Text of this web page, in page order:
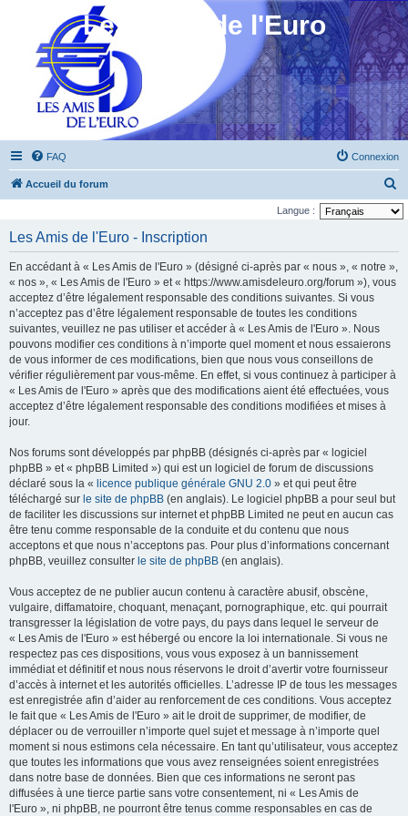
Les Amis de l'Euro
FAQ Connexion
Accueil du forum
e
Langue :
Les Amis de l'Euro - Inscription
En accédant à « Les Amis de l'Euro » (désigné ci-après par « nous », « notre »,
« nos », « Les Amis de l'Euro » et « https://www.amisdeleuro.org/forum »), vous
acceptez d’être légalement responsable des conditions suivantes. Si vous
n’acceptez pas d’être légalement responsable de toutes les conditions
suivantes, veuillez ne pas utiliser et accéder à « Les Amis de l'Euro ». Nous
pouvons modifier ces conditions à n’importe quel moment et nous essaierons
de vous informer de ces modifications, bien que nous vous conseillons de
vérifier régulièrement par vous-même. En effet, si vous continuez à participer à
« Les Amis de l'Euro » après que des modifications aient été effectuées, vous
acceptez d’être légalement responsable des conditions modifiées et mises à
jour.
Nos forums sont développés par phpBB (désignés ci-après par « logiciel
phpBB » et « phpBB Limited ») qui est un logiciel de forum de discussions
déclaré sous la « licence publique générale GNU 2.0 » et qui peut être
téléchargé sur le site de phpBB (en anglais). Le logiciel phpBB a pour seul but
de faciliter les discussions sur internet et phpBB Limited ne peut en aucun cas
être tenu comme responsable de la conduite et du contenu que nous
acceptons et que nous n’acceptons pas. Pour plus d’informations concernant
phpBB, veuillez consulter le site de phpBB (en anglais).
Vous acceptez de ne publier aucun contenu à caractère abusif, obscène,
vulgaire, diffamatoire, choquant, menaçant, pornographique, etc. qui pourrait
transgresser la législation de votre pays, du pays dans lequel le serveur de
« Les Amis de l'Euro » est hébergé ou encore la loi internationale. Si vous ne
respectez pas ces dispositions, vous vous exposez à un bannissement
immédiat et définitif et nous nous réservons le droit d’avertir votre fournisseur
d’accès à internet et les autorités officielles. L’adresse IP de tous les messages
est enregistrée afin d’aider au renforcement de ces conditions. Vous acceptez
le fait que « Les Amis de l'Euro » ait le droit de supprimer, de modifier, de
déplacer ou de verrouiller n’importe quel sujet et message à n’importe quel
moment si nous estimons cela nécessaire. En tant qu’utilisateur, vous acceptez
que toutes les informations que vous avez renseignées soient enregistrées
dans notre base de données. Bien que ces informations ne seront pas
diffusées à une tierce partie sans votre consentement, ni « Les Amis de
l'Euro », ni phpBB, ne pourront être tenus comme responsables en cas de